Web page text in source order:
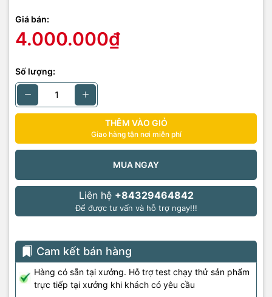
Giá bán:
4.000.000₫
Số lượng:
THÊM VÀO GIỎ
Giao hàng tận nơi miễn phí
MUA NGAY
Liên hệ +84329464842
Để được tư vấn và hỗ trợ ngay!!!
Cam kết bán hàng
Hàng có sẵn tại xưởng. Hỗ trợ test chạy thử sản phẩm
trực tiếp tại xưởng khi khách có yêu cầu